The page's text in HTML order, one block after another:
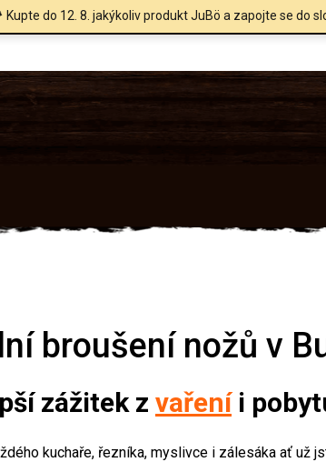
do 12. 8. jakýkoliv produkt JuBö a zapojte se do
broušení nožů v
zážitek z vařeníi
kuchaře, řezníka, myslivce i zálesáka ať už